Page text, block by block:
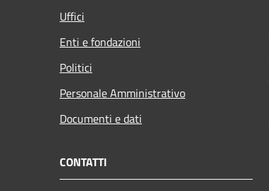
Uffici
Enti e fondazioni
Politici
Personale Amministrativo
Documenti e dati
CONTATTI